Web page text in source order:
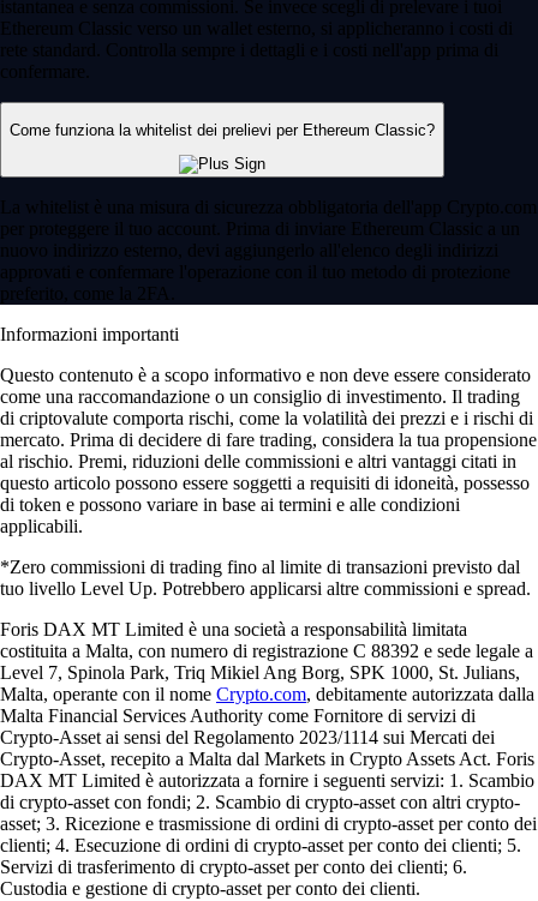
istantanea e senza commissioni. Se invece scegli di prelevare i tuoi
Ethereum Classic verso un wallet esterno, si applicheranno i costi di
rete standard. Controlla sempre i dettagli e i costi nell'app prima di
confermare.
Come funziona la whitelist dei prelievi per Ethereum Classic?
La whitelist è una misura di sicurezza obbligatoria dell'app Crypto.com
per proteggere il tuo account. Prima di inviare Ethereum Classic a un
nuovo indirizzo esterno, devi aggiungerlo all'elenco degli indirizzi
approvati e confermare l'operazione con il tuo metodo di protezione
preferito, come la 2FA.
Informazioni importanti
Questo contenuto è a scopo informativo e non deve essere considerato
come una raccomandazione o un consiglio di investimento. Il trading
di criptovalute comporta rischi, come la volatilità dei prezzi e i rischi di
mercato. Prima di decidere di fare trading, considera la tua propensione
al rischio. Premi, riduzioni delle commissioni e altri vantaggi citati in
questo articolo possono essere soggetti a requisiti di idoneità, possesso
di token e possono variare in base ai termini e alle condizioni
applicabili.
*Zero commissioni di trading fino al limite di transazioni previsto dal
tuo livello Level Up. Potrebbero applicarsi altre commissioni e spread.
Foris DAX MT Limited è una società a responsabilità limitata
costituita a Malta, con numero di registrazione C 88392 e sede legale a
Level 7, Spinola Park, Triq Mikiel Ang Borg, SPK 1000, St. Julians,
Malta, operante con il nome Crypto.com, debitamente autorizzata dalla
Malta Financial Services Authority come Fornitore di servizi di
Crypto-Asset ai sensi del Regolamento 2023/1114 sui Mercati dei
Crypto-Asset, recepito a Malta dal Markets in Crypto Assets Act. Foris
DAX MT Limited è autorizzata a fornire i seguenti servizi: 1. Scambio
di crypto-asset con fondi; 2. Scambio di crypto-asset con altri crypto-
asset; 3. Ricezione e trasmissione di ordini di crypto-asset per conto dei
clienti; 4. Esecuzione di ordini di crypto-asset per conto dei clienti; 5.
Servizi di trasferimento di crypto-asset per conto dei clienti; 6.
Custodia e gestione di crypto-asset per conto dei clienti.